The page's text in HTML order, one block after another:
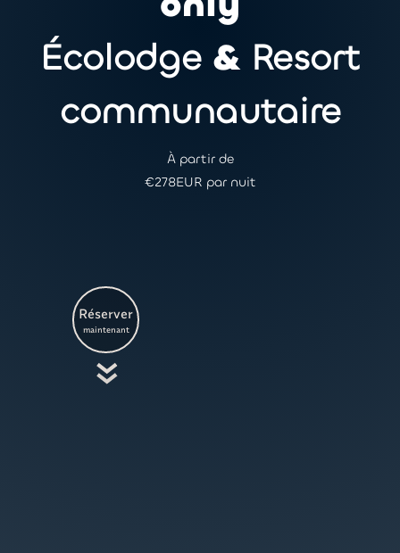
Écolodge & Resort
communautaire
À partir de
€278EUR par nuit
Réserver
maintenant